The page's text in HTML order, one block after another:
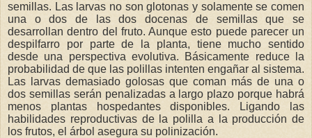
semillas. Las larvas no son glotonas y solamente se comen
una o dos de las dos docenas de semillas que se
desarrollan dentro del fruto. Aunque esto puede parecer un
despilfarro por parte de la planta, tiene mucho sentido
desde una perspectiva evolutiva. Básicamente reduce la
probabilidad de que las polillas intenten engañar al sistema.
Las larvas demasiado golosas que coman más de una o
dos semillas serán penalizadas a largo plazo porque habrá
menos plantas hospedantes disponibles. Ligando las
habilidades reproductivas de la polilla a la producción de
los frutos, el árbol asegura su polinización.